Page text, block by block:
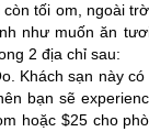
tối om, ngoài
như muốn ăn
2 địa chỉ sau:
Khách sạn này
bạn sẽ
hoặc $25 cho